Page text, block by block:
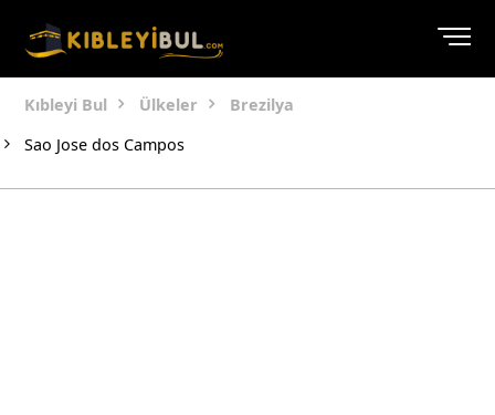
Kıbleyi Bul Ülkeler
Brezilya
Sao Jose dos Campos